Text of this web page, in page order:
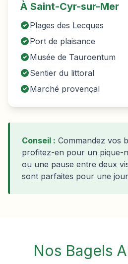
À Saint-Cyr-sur-Mer
Plages des Lecques
Port de plaisance
Musée de Tauroentum
Sentier du littoral
Marché provençal
Conseil : Commandez vos
profitez-en pour un pique-
ou une pause entre deux
sont parfaites pour une
Nos Bagels